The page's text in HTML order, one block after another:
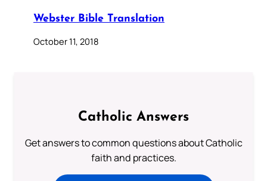
Webster Bible Translation
October 11, 2018
Catholic Answers
Get answers to common questions about Catholic
faith and practices.